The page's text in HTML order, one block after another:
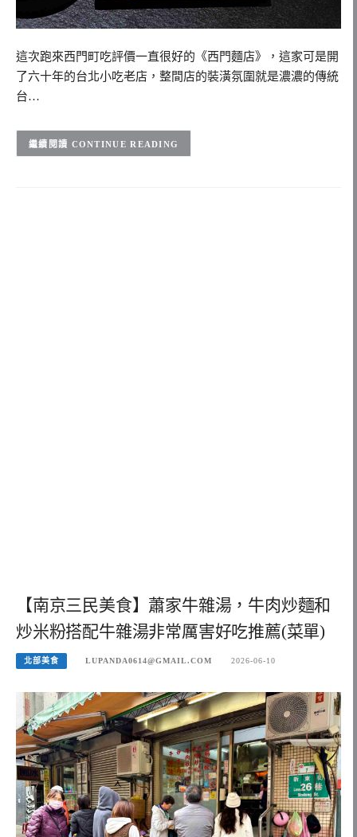
這次跑來西門町吃評價一直很好的《西門麵店》，這家可是開
了六十年的台北小吃老店，整間店的裝潢氛圍就是濃濃的傳統
台…
CONTINUE READING
【南京三民美食】蕭家牛雜湯，牛肉炒麵和
炒米粉搭配牛雜湯非常厲害好吃推薦(菜單)
北部美食 LUPANDA0614@GMAIL.COM 2026-06-10